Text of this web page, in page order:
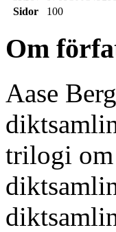
Sidor
100
Om
Aase
trilogi om